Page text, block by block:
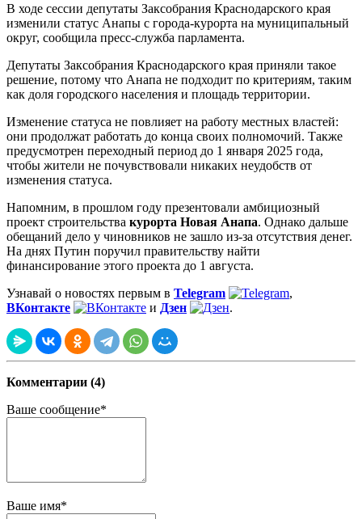
В ходе сессии депутаты Заксобрания Краснодарского края
изменили статус Анапы с города-курорта на муниципальный
округ, сообщила пресс-служба парламента.
Депутаты Заксобрания Краснодарского края приняли такое
решение, потому что Анапа не подходит по критериям, таким
как доля городского населения и площадь территории.
Изменение статуса не повлияет на работу местных властей:
они продолжат работать до конца своих полномочий. Также
предусмотрен переходный период до 1 января 2025 года,
чтобы жители не почувствовали никаких неудобств от
изменения статуса.
Напомним, в прошлом году презентовали амбициозный
проект строительства курорта Новая Анапа. Однако дальше
обещаний дело у чиновников не зашло из-за отсутствия денег.
На днях Путин поручил правительству найти
финансирование этого проекта до 1 августа.
Узнавай о новостях первым в Telegram
,
ВКонтакте
и Дзен .
Комментарии (4)
Ваше сообщение*
Ваше имя*